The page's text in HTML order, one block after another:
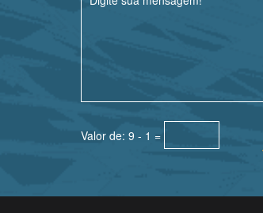
Valor de: 9 - 1 =